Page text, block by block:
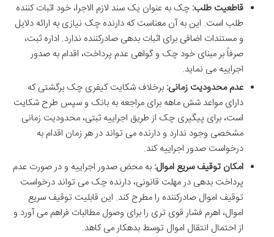
قاطعیت طلب: چک به عنوان یک سند لازم الاجرا، خود اثبات کننده
طلب است. این به آن معناست که دارنده چک نیازی به ارائه دلایل
و مستندات اضافی برای اثبات بدهی صادرکننده ندارد. اداره ثبت،
صرفاً بر مبنای خود چک و گواهی عدم پرداخت، اقدام به صدور
اجراییه می نماید.
عدم محدودیت زمانی: برخلاف شکایت کیفری چک برگشتی که
دارای مواعد شش ماهه برای مراجعه به بانک و سپس طرح شکایت
است، برای پیگیری چک از طریق اجراییه ثبتی، محدودیت زمانی
مشخصی وجود ندارد و دارنده می تواند در هر زمان اقدام به
درخواست صدور اجراییه کند.
امکان توقیف سریع اموال: به محض صدور اجراییه و در صورت عدم
پرداخت بدهی در مهلت قانونی، دارنده چک می تواند درخواست
توقیف اموال صادرکننده را مطرح کند. این قابلیت توقیف سریع
اموال، اهرم فشار قوی تری را برای وصول مطالبات فراهم می آورد و
از احتمال انتقال اموال توسط بدهکار می کاهد.